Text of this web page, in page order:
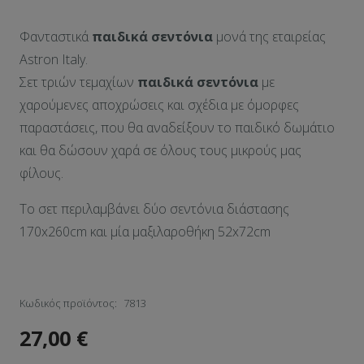
Φανταστικά παιδικά σεντόνια μονά της εταιρείας
Astron Italy.
Σετ τριών τεμαχίων παιδικά σεντόνια με
χαρούμενες αποχρώσεις και σχέδια με όμορφες
παραστάσεις, που θα αναδείξουν το παιδικό δωμάτιο
και θα δώσουν χαρά σε όλους τους μικρούς μας
φίλους.
Το σετ περιλαμβάνει δύο σεντόνια διάστασης
170x260cm και μία μαξιλαροθήκη 52x72cm
Κωδικός προϊόντος: 7813
27,00 €